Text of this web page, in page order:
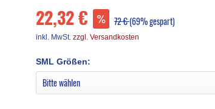
22,32 € 72 €(69% gespart)
inkl. MwSt. zzgl. Versandkosten
SML Größen: